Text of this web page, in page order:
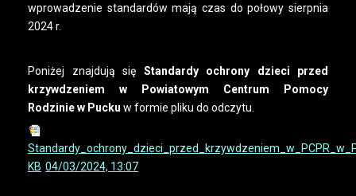
wprowadzenie standardów mają czas do połowy sierpnia
2024 r.
Poniżej znajdują się Standardy ochrony dzieci przed
krzywdzeniem w Powiatowym Centrum Pomocy
Rodzinie w Pucku w formie pliku do odczytu.
KB 04/03/2024, 13:07